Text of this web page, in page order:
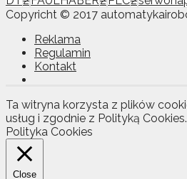
Copyricht © 2017
Reklama
Regulamin
Kontakt
Ta witryna korzysta z plików
usług i zgodnie z Polityką Cookies.
Polityka Cookies
Close